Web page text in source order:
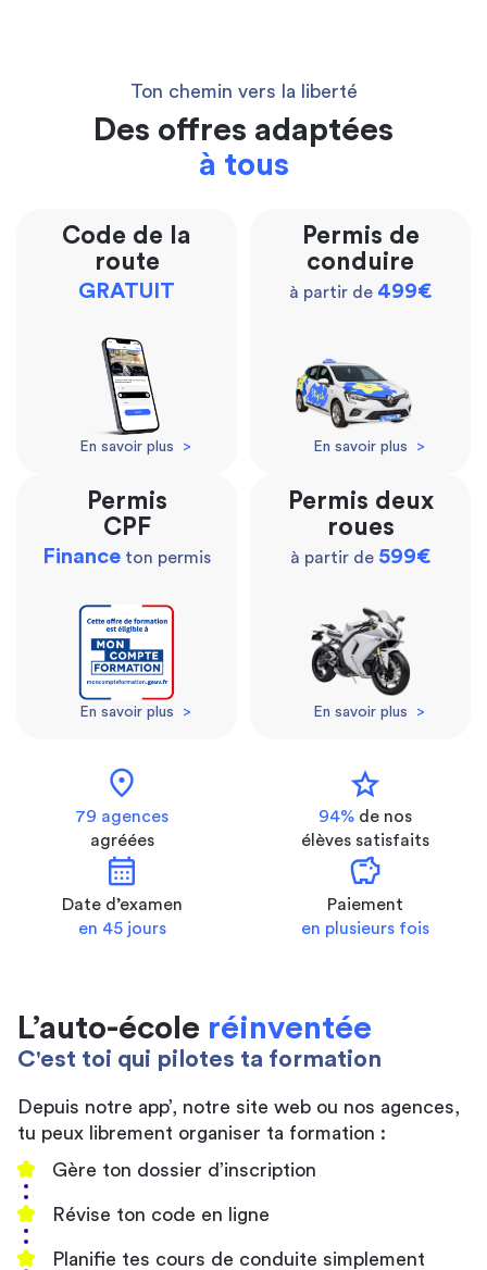
Ton chemin vers la liberté
Des offres adaptées
à tous
Code de la
route
GRATUIT
En savoir plus >
Permis de
conduire
à partir de 499€
En savoir plus >
Permis
CPF
Finance ton permis
En savoir plus >
Permis deux
roues
à partir de 599€
En savoir plus >
location_on
79 agences
agréées
star
94% de nos
élèves satisfaits
calendar_month
Date d’examen
en 45 jours
savings
Paiement
en plusieurs fois
L’auto-école réinventée
C'est toi qui pilotes ta formation
Depuis notre app’, notre site web ou nos agences,
tu peux librement organiser ta formation :
Gère ton dossier d’inscription
Révise ton code en ligne
Planifie tes cours de conduite simplement